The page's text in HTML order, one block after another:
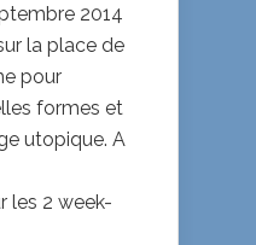
2014
la place de
pour
formes et
utopique. A
les 2 week-